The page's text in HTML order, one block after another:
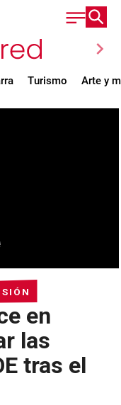
chevron_right
Turismo Arte y
en
las
tras el